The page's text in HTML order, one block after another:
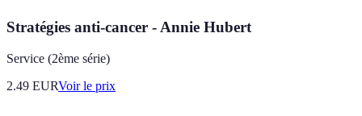
Stratégies anti-cancer - Annie Hubert
Service (2ème série)
2.49 EURVoir le prix